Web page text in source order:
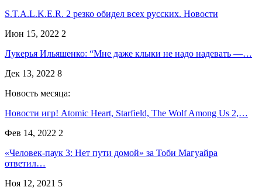
S.T.A.L.K.E.R. 2 резко обидел всех русских. Новости
Июн 15, 2022 2
Лукерья Ильяшенко: “Мне даже клыки не надо надевать —…
Дек 13, 2022 8
Новость месяца:
Новости игр! Atomic Heart, Starfield, The Wolf Among Us 2,…
Фев 14, 2022 2
«Человек-паук 3: Нет пути домой» за Тоби Магуайра
ответил…
Ноя 12, 2021 5